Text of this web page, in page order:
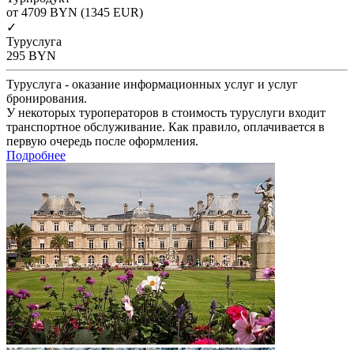
от 4709 BYN (1345 EUR)
✓
Туруслуга
295 BYN
Туруслуга - оказание информационных услуг и услуг
бронирования.
У некоторых туроператоров в стоимость туруслуги входит
транспортное обслуживание. Как правило, оплачивается в
первую очередь после оформления.
Подробнее